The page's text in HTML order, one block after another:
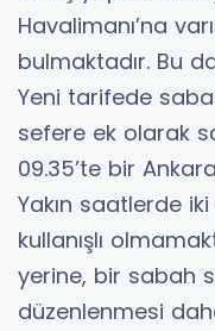
Havalimanı’na
bulmaktadır. Bu
Yeni tarifede
sefere ek olarak
09.35’te bir
Yakın saatlerde
kullanışlı
yerine, bir sabah
düzenlenmesi